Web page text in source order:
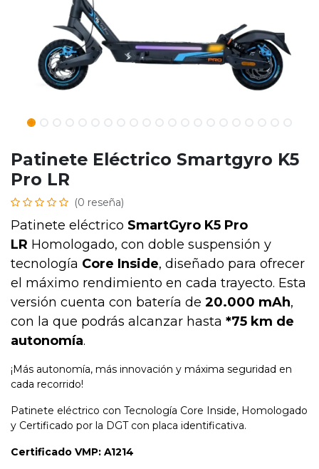
Patinete Eléctrico Smartgyro K5
Pro LR
(0 reseña)
Patinete eléctrico SmartGyro K5 Pro
LR Homologado, con doble suspensión y
tecnología Core Inside, diseñado para ofrecer
el máximo rendimiento en cada trayecto. Esta
versión cuenta con batería de 20.000 mAh,
con la que podrás alcanzar hasta *75 km de
autonomía.
¡Más autonomía, más innovación y máxima seguridad en
cada recorrido!
Patinete eléctrico con Tecnología Core Inside, Homologado
y Certificado por la DGT con placa identificativa.
Certificado VMP: A1214